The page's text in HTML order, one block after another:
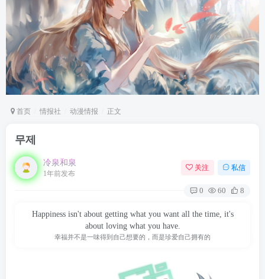
首页 情报社 动漫情报 正文
무제
冷泉和泉
1年前发布
关注 私信
0 60 8
Happiness isn't about getting what you want all the time, it's
about loving what you have.
幸福并不是一味得到自己想要的，而是珍爱自己拥有的